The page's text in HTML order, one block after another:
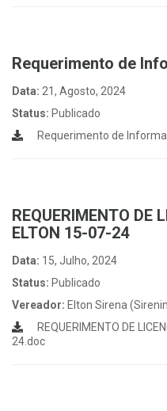
Requerimento de
Data: 21, Agosto, 2024
Status: Publicado
Requerimento de
REQUERIMENTO DE
ELTON 15-07-24
Data: 15, Julho, 2024
Status: Publicado
Vereador: Elton Sirena
REQUERIMENTO DE
24.doc